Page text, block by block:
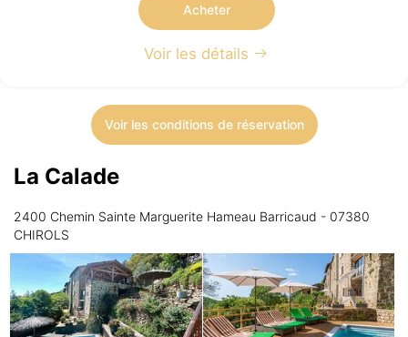
Acheter
Voir les détails
Voir les conditions de réservation
La Calade
2400 Chemin Sainte Marguerite Hameau Barricaud - 07380
CHIROLS